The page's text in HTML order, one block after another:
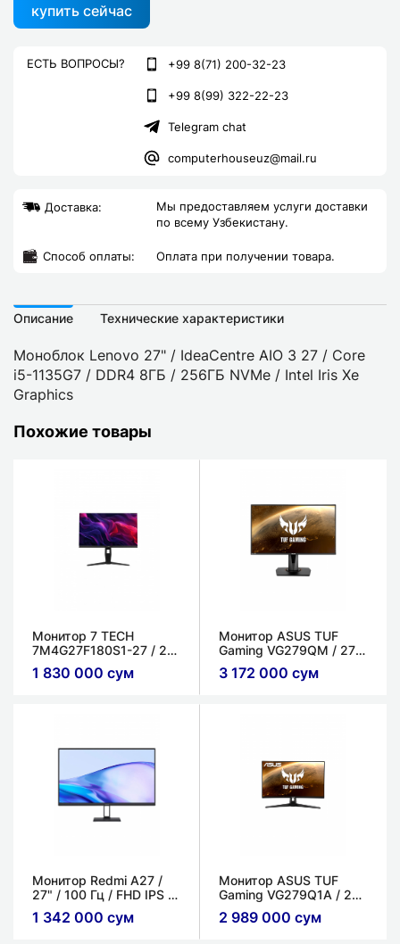
купить сейчас
ЕСТЬ ВОПРОСЫ? +99 8(71) 200-32-23
+99 8(99) 322-22-23
Telegram chat
computerhouseuz@mail.ru
Доставка:
Мы предоставляем услуги доставки
по всему Узбекистану.
Cпособ оплаты: Оплата при получении товара.
Описание Технические характеристики
Моноблок Lenovo 27" / IdeaCentre AIO 3 27 / Core
i5-1135G7 / DDR4 8ГБ / 256ГБ NVMe / Intel Iris Xe
Graphics
Похожие товары
Монитор 7 TECH
7M4G27F180S1-27 / 27"
/ 180Гц / QHD / 1мс
1 830 000 сум
Монитор ASUS TUF
Gaming VG279QM​ / 27 "
/ 280 Гц / IPS / 1мс
3 172 000 сум
Монитор Redmi A27​ /
27" / 100 Гц / FHD IPS​ /
6мс
1 342 000 сум
Монитор ASUS TUF
Gaming VG279Q1A​ / 27 "​
/ 165 Гц / IPS / 4мс
2 989 000 сум